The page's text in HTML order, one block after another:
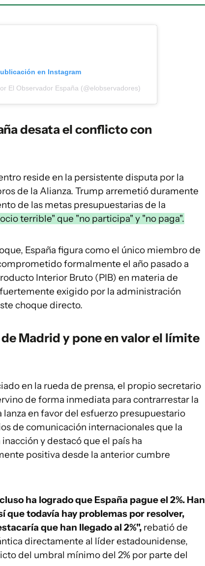
en Instagram
El Observador España (@elobservadores)
desata el conflicto con
reside en la persistente disputa por la
de la Alianza. Trump arremetió duramente
de las metas presupuestarias de la
terrible" que "no participa" y "no paga".
España figura como el único miembro de
formalmente el año pasado a
Interior Bruto (PIB) en materia de
exigido por la administración
choque directo.
Madrid y pone en valor el límite
en la rueda de prensa, el propio secretario
de forma inmediata para contrarrestar la
en favor del esfuerzo presupuestario
de comunicación internacionales que la
y destacó que el país ha
positiva desde la anterior cumbre
ha logrado que España pague el 2%. Han
que todavía hay problemas por resolver,
que han llegado al 2%", rebatió de
directamente al líder estadounidense,
del umbral mínimo del 2% por parte del